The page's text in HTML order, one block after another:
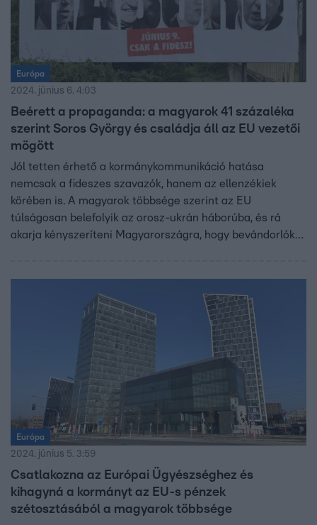
Európa
2024. június 6. 4:03
Beérett a propaganda: a magyarok 41 százaléka
szerint Soros György és családja áll az EU vezetői
mögött
Jól tetten érhető a kormánykommunikáció hatása
nemcsak a fideszes szavazók, hanem az ellenzékiek
körében is. A magyarok többsége szerint az EU
túlságosan belefolyik az orosz-ukrán háborúba, és rá
akarja kényszeríteni Magyarországra, hogy bevándorlókat
György és családja áll – derül ki a Závecz Research RTL
számára készített felméréséből.
Európa
2024. június 5. 3:59
Csatlakozna az Európai Ügyészséghez és
kihagyná a kormányt az EU-s pénzek
szétosztásából a magyarok többsége